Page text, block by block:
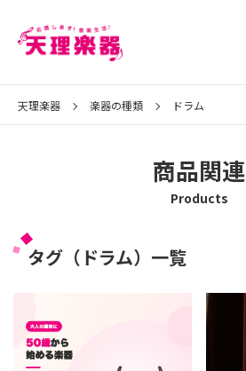
天理楽器 楽器の種類 ドラム
商品関連
Products
タグ（ドラム）一覧